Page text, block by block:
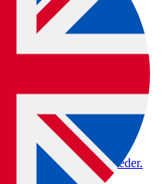
mat og drikke under
til barn fra 0–12 måneder.